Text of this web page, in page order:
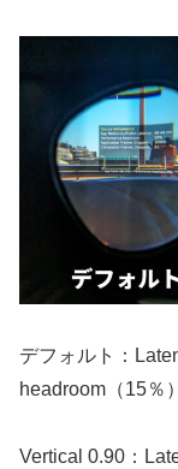
デフォルト：
headroom（15％）
Vertical 0.90：